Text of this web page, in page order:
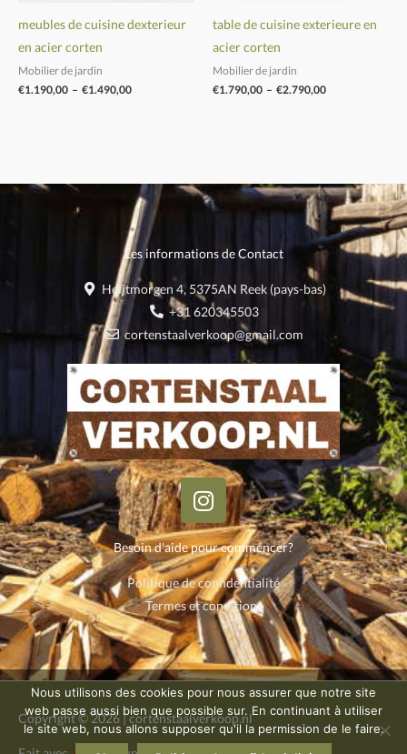
meubles de cuisine dexterieur
en acier corten
Mobilier de jardin
€1.190,00 – €1.490,00
table de cuisine exterieure en
acier corten
Mobilier de jardin
€1.790,00 – €2.790,00
Les informations de Contact
Heijtmorgen 4, 5375AN Reek (pays-bas)
+31 620345503
cortenstaalverkoop@gmail.com
I
n
s
t
a
g
r
a
m
Besoin d'aide pour commencer?
Politique de confidentialité
Termes et conditions
Copyright © 2026 | cortenstaalverkoop.nl
Nous utilisons des cookies pour nous assurer que notre site
web passe aussi bien que possible sur. En continuant à utiliser
le site web, nous allons supposer qu'il la permission de le faire.